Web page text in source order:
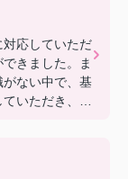
応していただ
きました。ま
ない中で、基
いただき、銀